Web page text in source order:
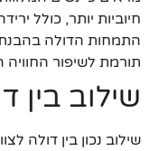
חיוביות יותר, כולל
התמחות הדולה בהבנת
תורמת לשיפור החוויה
שילוב בין
שילוב נכון בין דולה